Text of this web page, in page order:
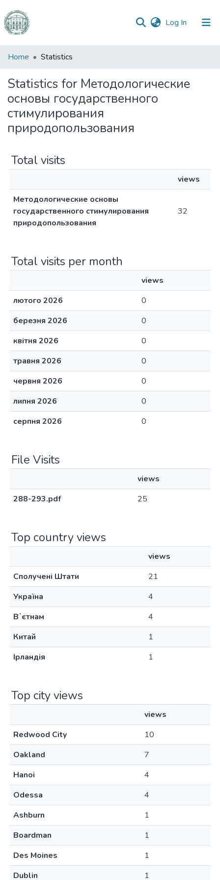
Log In (current)
Communities
Collections
All of DSpace
Home Statistics
Statistics for Методологические
основы государственного
стимулирования
природопользования
Total visits
views
Методологические основы
государственного стимулирования
природопользования
32
Total visits per month
views
лютого 2026
0
березня 2026
0
квітня 2026
0
травня 2026
0
червня 2026
0
липня 2026
0
серпня 2026
0
File Visits
views
288-293.pdf
25
Top country views
views
Сполучені Штати
21
Україна
4
Вʼєтнам
4
Китай
1
Ірландія
1
Top city views
views
Redwood City
10
Oakland
7
Hanoi
4
Odessa
4
Ashburn
1
Boardman
1
Des Moines
1
Dublin
1